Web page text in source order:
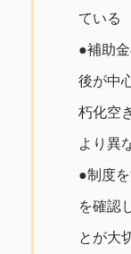
ている
●補助
後が中
朽化空
より異
●制度
を確認
とが大